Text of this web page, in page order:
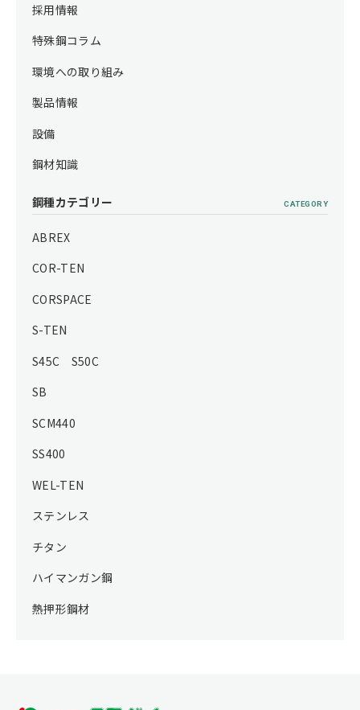
採用情報
特殊鋼コラム
環境への取り組み
製品情報
設備
鋼材知識
鋼種カテゴリー CATEGORY
ABREX
COR-TEN
CORSPACE
S-TEN
S45C S50C
SB
SCM440
SS400
WEL-TEN
ステンレス
チタン
ハイマンガン鋼
熱押形鋼材